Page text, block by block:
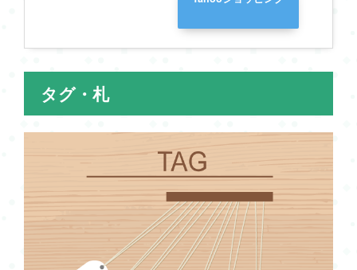
タグ・札